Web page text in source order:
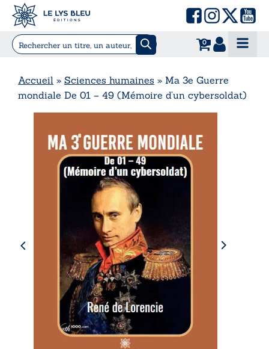
0
Accueil » Sciences humaines » Ma 3e Guerre
mondiale De 01 – 49 (Mémoire d’un cybersoldat)